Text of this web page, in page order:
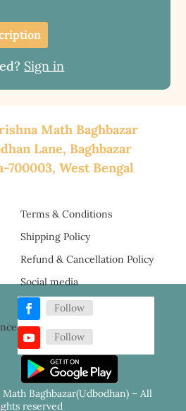
Sign in
Math Baghbazar
Lane, Baghbazar
700003, West Bengal
Terms & Conditions
Shipping Policy
Refund & Cancellation Policy
Social media
Follow
Follow
Baghbazar(Udbodhan) – All
reserved